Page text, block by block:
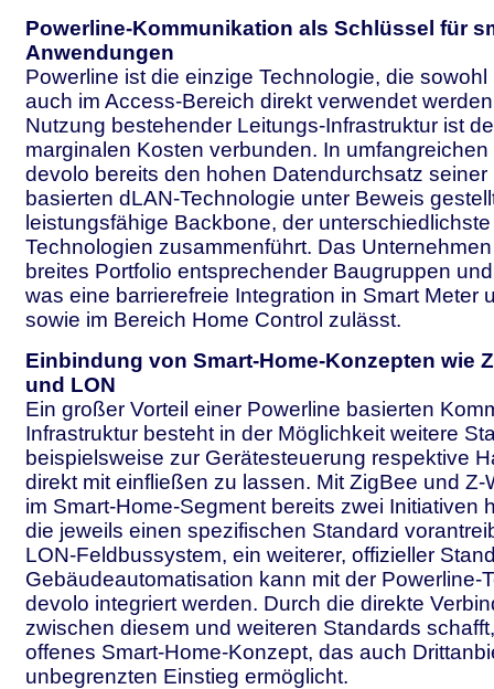
Powerline-Kommunikation als Schlüssel für
Anwendungen
Powerline ist die einzige Technologie, die
auch im Access-Bereich direkt verwendet
Nutzung bestehender Leitungs-Infrastruktur ist
marginalen Kosten verbunden. In
devolo bereits den hohen Datendurchsatz seiner
basierten dLAN-Technologie unter Beweis
leistungsfähige Backbone, der
Technologien zusammenführt. Das
breites Portfolio entsprechender Baugruppen
was eine barrierefreie Integration in Smart Meter
sowie im Bereich Home Control zulässt.
Einbindung von Smart-Home-Konzepten wie
und LON
Ein großer Vorteil einer Powerline basierten
Infrastruktur besteht in der Möglichkeit weitere
beispielsweise zur Gerätesteuerung respektive
direkt mit einfließen zu lassen. Mit ZigBee und Z-
im Smart-Home-Segment bereits zwei Initiativen
die jeweils einen spezifischen Standard
LON-Feldbussystem, ein weiterer, offizieller
Gebäudeautomatisation kann mit der Powerline-
devolo integriert werden. Durch die direkte
zwischen diesem und weiteren Standards
offenes Smart-Home-Konzept, das auch
unbegrenzten Einstieg ermöglicht.